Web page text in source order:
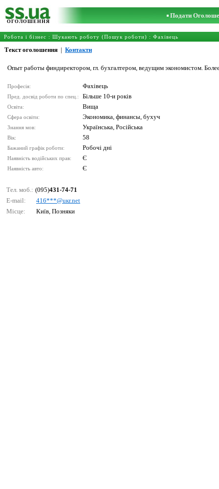
ОГОЛОШЕННЯ
Подати
Робота і бізнес : Шукають роботу (Пошук роботи) : Фахівець
Текст оголошення | Контакти
Опыт работы финдиректором, гл. бухгалтером, ведущим экономистом.
Професія: Фахівець
Пред. досвід роботи по спец.: Більше 10-и років
Освіта: Вища
Сфера освіти: Экономика, финансы, бухуч
Знання мов: Українська, Російська
Вік: 58
Бажаний графік роботи: Робочі дні
Наявність водійських прав: Є
Наявність авто: Є
Тел. моб.: (095)431-74-71
E-mail:
416***@uкr.nеt
Місце:
Київ, Позняки